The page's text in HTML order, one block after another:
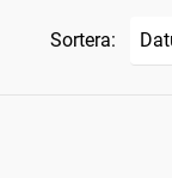
Sortera: